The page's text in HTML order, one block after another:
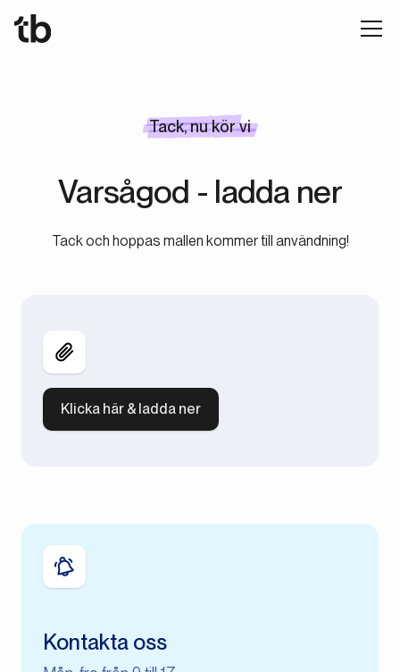
Tack, nu kör vi
Varsågod - ladda ner
Tack och hoppas mallen kommer till användning!
Klicka här & ladda ner
Kontakta oss